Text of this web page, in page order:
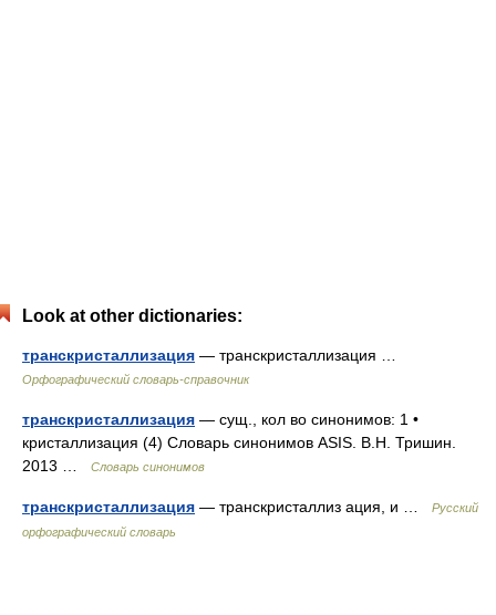
Look at other dictionaries:
транскристаллизация — транскристаллизация …
Орфографический словарь-справочник
транскристаллизация — сущ., кол во синонимов: 1 •
кристаллизация (4) Словарь синонимов ASIS. В.Н. Тришин.
2013 …
Словарь синонимов
транскристаллизация — транскристаллиз ация, и …
Русский
орфографический словарь